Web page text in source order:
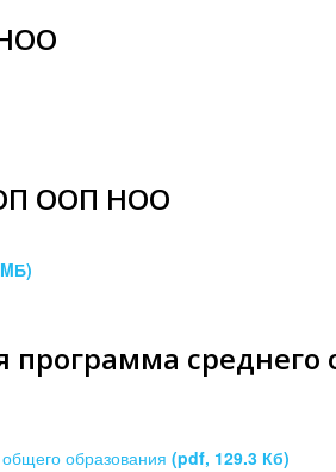
ООП НОО
программа среднего
образования (pdf, 129.3 Кб)